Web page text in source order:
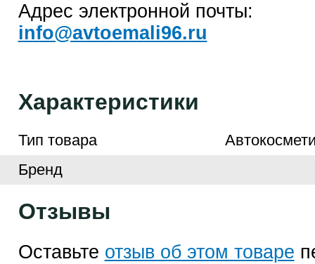
Адрес электронной почты:
info@avtoemali96.ru
Характеристики
Тип товара
Бренд
Отзывы
Оставьте отзыв об этом товаре